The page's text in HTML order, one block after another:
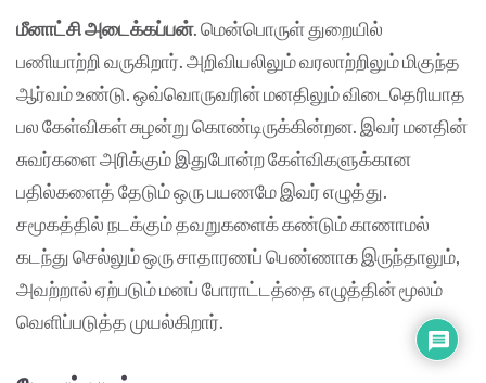
மீனாட்சி அடைக்கப்பன். மென்பொருள் துறையில்
பணியாற்றி வருகிறார். அறிவியலிலும் வரலாற்றிலும் மிகுந்த
ஆர்வம் உண்டு. ஒவ்வொருவரின் மனதிலும் விடைதெரியாத
பல கேள்விகள் சுழன்று கொண்டிருக்கின்றன. இவர் மனதின்
சுவர்களை அரிக்கும் இதுபோன்ற கேள்விகளுக்கான
பதில்களைத் தேடும் ஒரு பயணமே இவர் எழுத்து.
சமூகத்தில் நடக்கும் தவறுகளைக் கண்டும் காணாமல்
கடந்து செல்லும் ஒரு சாதாரணப் பெண்ணாக இருந்தாலும்,
அவற்றால் ஏற்படும் மனப் போராட்டத்தை எழுத்தின் மூலம்
வெளிப்படுத்த முயல்கிறார்.